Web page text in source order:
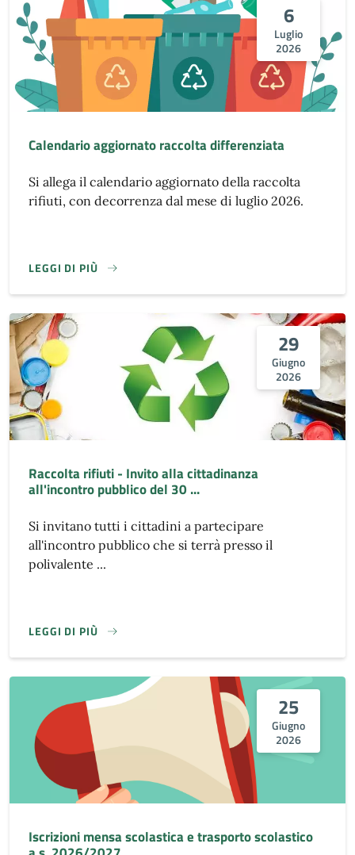
6
Luglio
2026
Calendario aggiornato raccolta differenziata
Si allega il calendario aggiornato della raccolta
rifiuti, con decorrenza dal mese di luglio 2026.
LEGGI DI PIÙ
29
Giugno
2026
Raccolta rifiuti - Invito alla cittadinanza
all'incontro pubblico del 30 ...
Si invitano tutti i cittadini a partecipare
all'incontro pubblico che si terrà presso il
polivalente ...
LEGGI DI PIÙ
25
Giugno
2026
Iscrizioni mensa scolastica e trasporto scolastico